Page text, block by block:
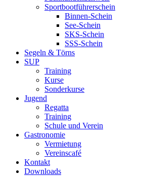
Sportbootführerschein
Binnen-Schein
See-Schein
SKS-Schein
SSS-Schein
Segeln & Törns
SUP
Training
Kurse
Sonderkurse
Jugend
Regatta
Training
Schule und Verein
Gastronomie
Vermietung
Vereinscafé
Kontakt
Downloads